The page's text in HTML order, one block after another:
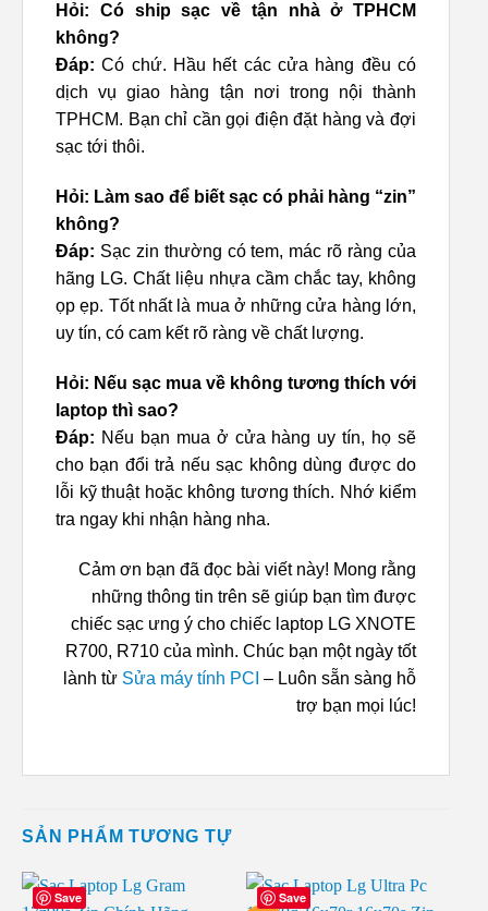
Hỏi: Có ship sạc về tận nhà ở TPHCM
không?
Đáp: Có chứ. Hầu hết các cửa hàng đều có
dịch vụ giao hàng tận nơi trong nội thành
TPHCM. Bạn chỉ cần gọi điện đặt hàng và đợi
sạc tới thôi.
Hỏi: Làm sao để biết sạc có phải hàng “zin”
không?
Đáp: Sạc zin thường có tem, mác rõ ràng của
hãng LG. Chất liệu nhựa cầm chắc tay, không
ọp ẹp. Tốt nhất là mua ở những cửa hàng lớn,
uy tín, có cam kết rõ ràng về chất lượng.
Hỏi: Nếu sạc mua về không tương thích với
laptop thì sao?
Đáp: Nếu bạn mua ở cửa hàng uy tín, họ sẽ
cho bạn đổi trả nếu sạc không dùng được do
lỗi kỹ thuật hoặc không tương thích. Nhớ kiểm
tra ngay khi nhận hàng nha.
Cảm ơn bạn đã đọc bài viết này! Mong rằng
những thông tin trên sẽ giúp bạn tìm được
chiếc sạc ưng ý cho chiếc laptop LG XNOTE
R700, R710 của mình. Chúc bạn một ngày tốt
lành từ Sửa máy tính PCI – Luôn sẵn sàng hỗ
trợ bạn mọi lúc!
SẢN PHẨM TƯƠNG TỰ
Save Save